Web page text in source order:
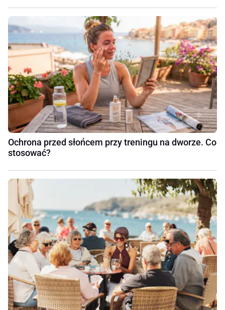
Ochrona przed słońcem przy treningu na dworze. Co
stosować?